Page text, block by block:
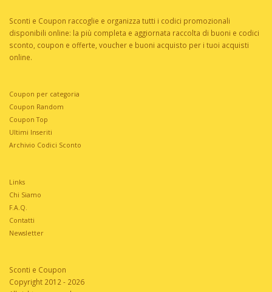
Sconti e Coupon raccoglie e organizza tutti i codici promozionali
disponibili online: la più completa e aggiornata raccolta di buoni e codici
sconto, coupon e offerte, voucher e buoni acquisto per i tuoi acquisti
online.
Coupon per categoria
Coupon Random
Coupon Top
Ultimi Inseriti
Archivio Codici Sconto
Links
Chi Siamo
F.A.Q.
Contatti
Newsletter
Sconti e Coupon
Copyright 2012 - 2026